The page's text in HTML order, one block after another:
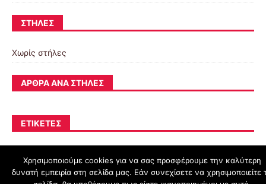
ΣΤΉΛΕΣ
Χωρίς στήλες
ΆΡΘΡΑ ΑΝΆ ΣΤΉΛΕΣ
ΕΤΙΚΈΤΕΣ
schoolpress.sch.gr
Χρησιμοποιούμε cookies για να σας προσφέρουμε την καλύτερη
δυνατή εμπειρία στη σελίδα μας. Εάν συνεχίσετε να χρησιμοποιείτε